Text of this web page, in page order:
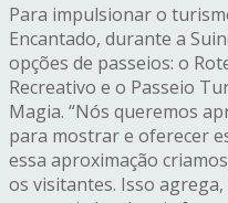
Para impulsionar o
Encantado, durante a
opções de passeios: o
Recreativo e o Passeio
Magia. “Nós queremos
para mostrar e oferecer
essa aproximação
os visitantes. Isso